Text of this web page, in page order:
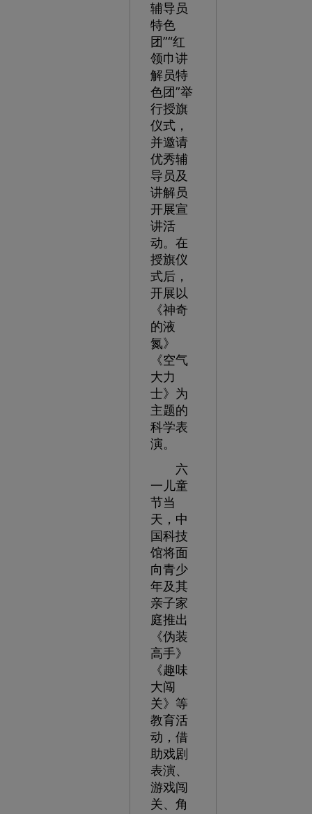
辅导员
特色
团”“红
领巾讲
解员特
色团”举
行授旗
仪式，
并邀请
优秀辅
导员及
讲解员
开展宣
讲活
动。在
授旗仪
式后，
开展以
《神奇
的液
氮》
《空气
大力
士》为
主题的
科学表
演。
六
一儿童
节当
天，中
国科技
馆将面
向青少
年及其
亲子家
庭推出
《伪装
高手》
《趣味
大闯
关》等
教育活
动，借
助戏剧
表演、
游戏闯
关、角